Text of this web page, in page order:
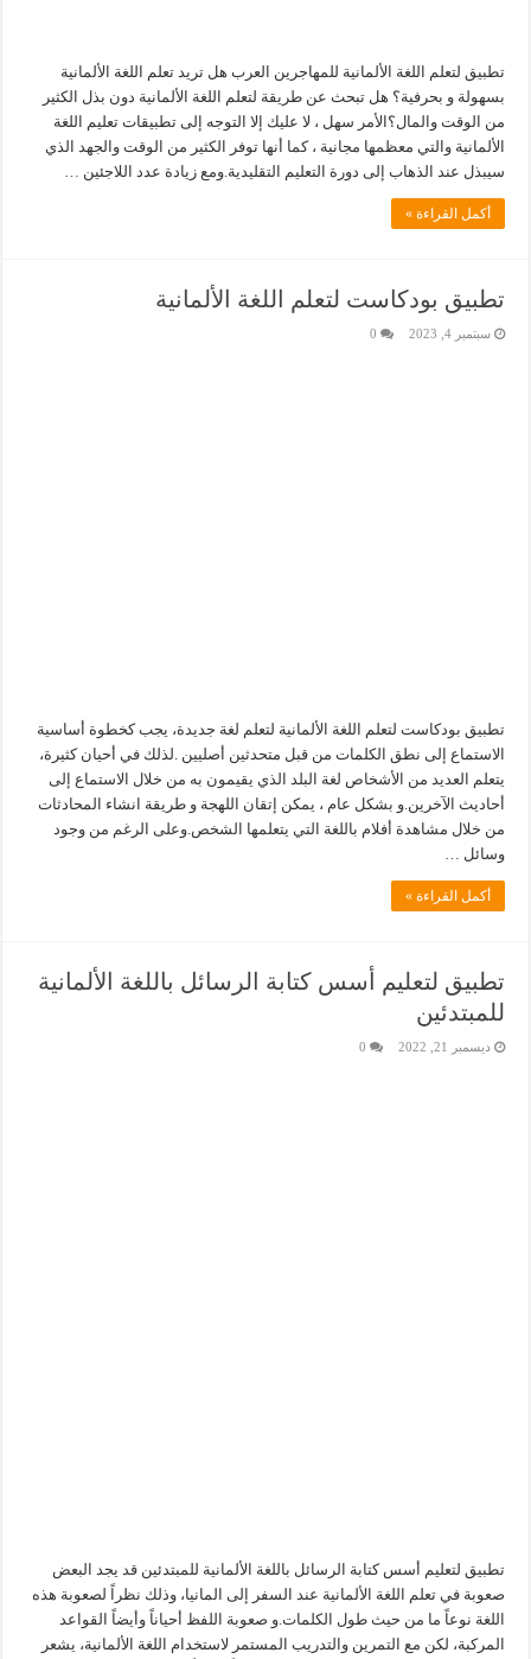
تطبيق لتعلم اللغة الألمانية للمهاجرين العرب هل تريد تعلم اللغة الألمانية
بسهولة و بحرفية؟ هل تبحث عن طريقة لتعلم اللغة الألمانية دون بذل الكثير
من الوقت والمال؟الأمر سهل ، لا عليك إلا التوجه إلى تطبيقات تعليم اللغة
الألمانية والتي معظمها مجانية ، كما أنها توفر الكثير من الوقت والجهد الذي
سيبذل عند الذهاب إلى دورة التعليم التقليدية.ومع زيادة عدد اللاجئين …
أكمل القراءة »
تطبيق بودكاست لتعلم اللغة الألمانية
سبتمبر 4, 2023 0
تطبيق بودكاست لتعلم اللغة الألمانية لتعلم لغة جديدة، يجب كخطوة أساسية
الاستماع إلى نطق الكلمات من قبل متحدثين أصليين .لذلك في أحيان كثيرة،
يتعلم العديد من الأشخاص لغة البلد الذي يقيمون به من خلال الاستماع إلى
أحاديث الآخرين.و بشكل عام ، يمكن إتقان اللهجة و طريقة انشاء المحادثات
من خلال مشاهدة أفلام باللغة التي يتعلمها الشخص.وعلى الرغم من وجود
وسائل …
أكمل القراءة »
تطبيق لتعليم أسس كتابة الرسائل باللغة الألمانية
للمبتدئين
ديسمبر 21, 2022 0
تطبيق لتعليم أسس كتابة الرسائل باللغة الألمانية للمبتدئين قد يجد البعض
صعوبة في تعلم اللغة الألمانية عند السفر إلى المانيا، وذلك نظراً لصعوبة هذه
اللغة نوعاً ما من حيث طول الكلمات.و صعوبة اللفظ أحياناً وأيضاً القواعد
المركبة، لكن مع التمرين والتدريب المستمر لاستخدام اللغة الألمانية، يشعر